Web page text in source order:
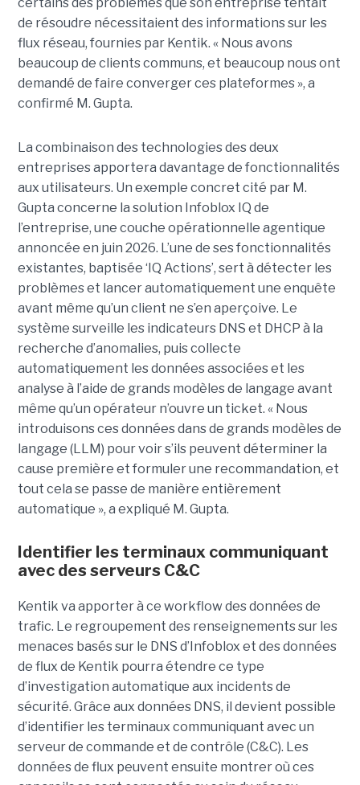
de résoudre nécessitaient des informations sur les
flux réseau, fournies par Kentik. « Nous avons
beaucoup de clients communs, et beaucoup nous ont
demandé de faire converger ces plateformes », a
confirmé M. Gupta.
La combinaison des technologies des deux
entreprises apportera davantage de fonctionnalités
aux utilisateurs. Un exemple concret cité par M.
Gupta concerne la solution Infoblox IQ de
l’entreprise, une couche opérationnelle agentique
annoncée en juin 2026. L’une de ses fonctionnalités
existantes, baptisée ‘IQ Actions’, sert à détecter les
problèmes et lancer automatiquement une enquête
avant même qu’un client ne s’en aperçoive. Le
système surveille les indicateurs DNS et DHCP à la
recherche d’anomalies, puis collecte
automatiquement les données associées et les
analyse à l’aide de grands modèles de langage avant
même qu’un opérateur n’ouvre un ticket. « Nous
introduisons ces données dans de grands modèles de
langage (LLM) pour voir s’ils peuvent déterminer la
cause première et formuler une recommandation, et
tout cela se passe de manière entièrement
automatique », a expliqué M. Gupta.
Identifier les terminaux communiquant
avec des serveurs C&C
Kentik va apporter à ce workflow des données de
trafic. Le regroupement des renseignements sur les
menaces basés sur le DNS d’Infoblox et des données
de flux de Kentik pourra étendre ce type
d’investigation automatique aux incidents de
sécurité. Grâce aux données DNS, il devient possible
d’identifier les terminaux communiquant avec un
serveur de commande et de contrôle (C&C). Les
données de flux peuvent ensuite montrer où ces